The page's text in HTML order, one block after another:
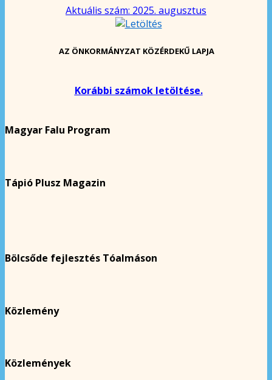
Aktuális szám: 2025. augusztus
AZ ÖNKORMÁNYZAT KÖZÉRDEKŰ LAPJA
Korábbi számok letöltése.
Magyar Falu Program
Tápió Plusz Magazin
Bölcsőde fejlesztés Tóalmáson
Közlemény
Közlemények